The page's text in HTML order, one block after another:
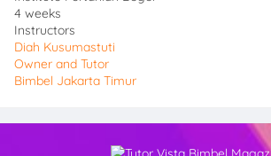
4 weeks
Instructors
Diah Kusumastuti
Owner and Tutor
Bimbel Jakarta Timur